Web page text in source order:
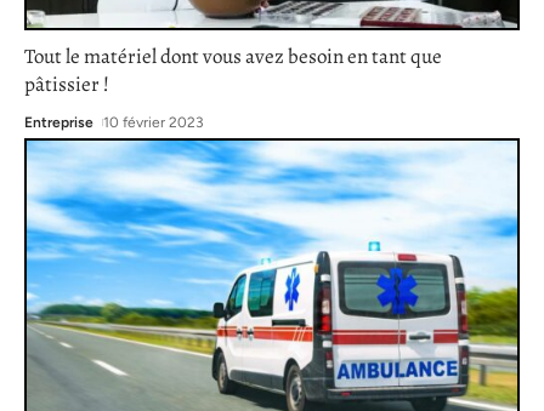
Tout le matériel dont vous avez besoin en tant que
pâtissier !
Entreprise 10 février 2023